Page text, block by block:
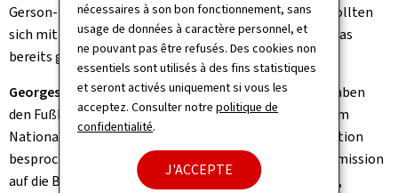
nécessaires à son bon fonctionnement, sans
usage de données à caractère personnel, et
ne pouvant pas être refusés. Des cookies non
essentiels sont utilisés à des fins statistiques
et seront activés uniquement si vous les
acceptez. Consulter notrepolitique de
confidentialité.
J'ACCEPTE
Gerson-Rodrigues-Affäre klare Worte gefunden und wollten
sich mit FLF-Vertretern zusammensetzen. Haben Sie das
bereits getan?
Georges Mischo:Ja. Ministerin Yuriko Backes und ich haben
den Fußballverband zu uns gerufen, zusammen mit dem
Nationalen Olympischen Komitee. Wir haben die Situation
besprochen und festgehalten, dass wir eine Ethikkommission
auf die Beine stellen. Nicht nur für den Fußballverband,